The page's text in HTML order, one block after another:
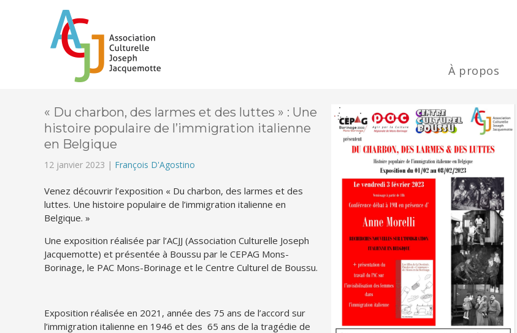
À propos
« Du charbon, des larmes et des luttes » : Une
histoire populaire de l’immigration italienne
en Belgique
12 janvier 2023 | François D'Agostino
Venez découvrir l’exposition « Du charbon, des larmes et des
luttes. Une histoire populaire de l’immigration italienne en
Belgique. »
Une exposition réalisée par l’ACJJ (Association Culturelle Joseph
Jacquemotte) et présentée à Boussu par le CEPAG Mons-
Borinage, le PAC Mons-Borinage et le Centre Culturel de Boussu.
Exposition réalisée en 2021, année des 75 ans de l’accord sur
l’immigration italienne en 1946 et des 65 ans de la tragédie de